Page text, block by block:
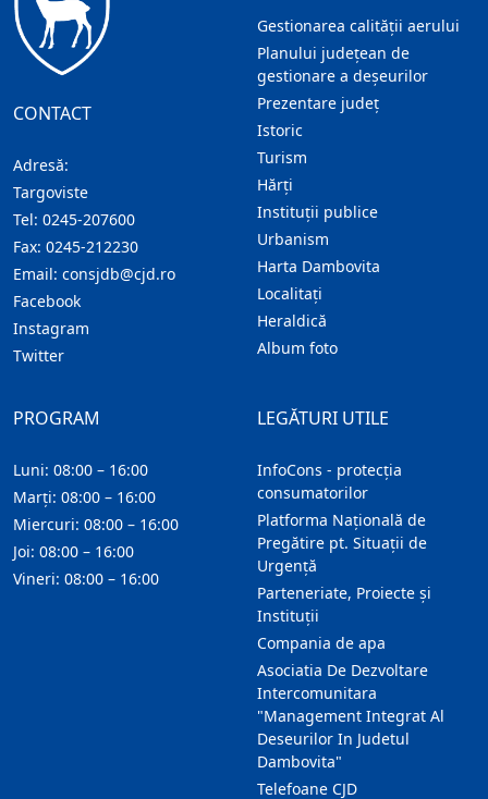
CONTACT
Adresă:
Targoviste
Tel: 0245-207600
Fax: 0245-212230
Email: consjdb@cjd.ro
Facebook
Instagram
Twitter
Gestionarea calității aerului
Planului județean de
gestionare a deșeurilor
Prezentare judeţ
Istoric
Turism
Hărţi
Instituţii publice
Urbanism
Harta Dambovita
Localitaţi
Heraldică
Album foto
LEGĂTURI UTILE
InfoCons - protecția
consumatorilor
Platforma Națională de
Pregătire pt. Situații de
Urgență
Parteneriate, Proiecte și
Instituții
Compania de apa
Asociatia De Dezvoltare
Intercomunitara
"Management Integrat Al
Deseurilor In Judetul
Dambovita"
Telefoane CJD
PROGRAM
Luni: 08:00 – 16:00
Marți: 08:00 – 16:00
Miercuri: 08:00 – 16:00
Joi: 08:00 – 16:00
Vineri: 08:00 – 16:00